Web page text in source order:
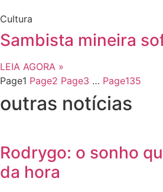
Cultura
Sambista mineira
LEIA AGORA »
Page1 Page2 Page3 … Page135
outras notícias
Rodrygo: o sonho
da hora